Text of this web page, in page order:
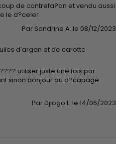
de contrefa?on et vendu aussi
le d?celer
Par Sandrine A. le 08/12/2023
d'argan et de carotte
utiliser juste une fois par
sinon bonjour au d?capage
Par Djiogo L. le 14/06/2023